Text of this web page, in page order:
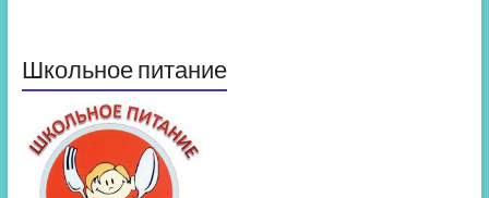
Школьное питание